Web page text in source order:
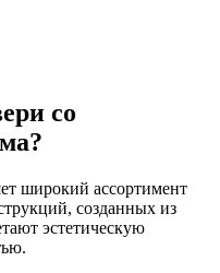
со
широкий ассортимент
созданных из
эстетическую